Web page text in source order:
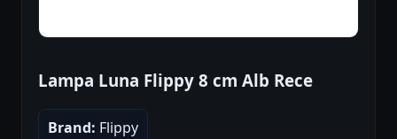
Lampa Luna Flippy 8 cm Alb Rece
Brand: Flippy